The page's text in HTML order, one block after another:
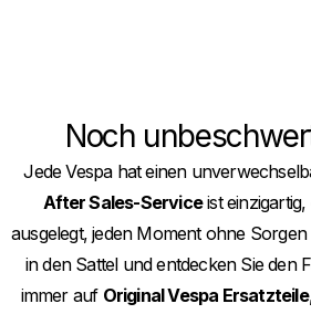
Noch
Jede Vespa hat einen
After Sales-Serviceist
ausgelegt, jeden Moment ohne
in den Sattel und entdecken Sie den
immer auf Original Vespa Ersatzteile